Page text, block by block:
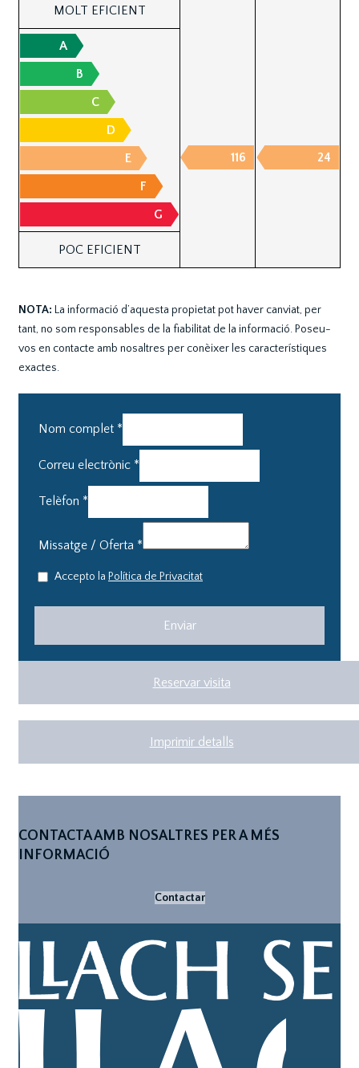
MOLT EFICIENT
A
B
C
D
E
F
G
116 24
POC EFICIENT
NOTA: La informació d’aquesta propietat pot haver canviat, per
tant, no som responsables de la fiabilitat de la informació. Poseu-
vos en contacte amb nosaltres per conèixer les característiques
exactes.
Nom complet *
Correu electrònic *
Telèfon *
Missatge / Oferta *
Accepto la Política de Privacitat
Reservar visita
Imprimir detalls
CONTACTA AMB NOSALTRES PER A MÉS
INFORMACIÓ
Contactar